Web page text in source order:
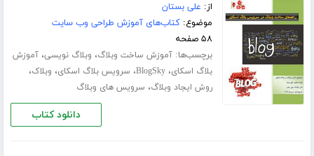
از: علی بستان
موضوع:کتاب‌های آموزش طراحی وب سایت
۵۸ صفحه
برچسب‌ها:آموزش ساخت وبلاگ، وبلاگ نویسی،آموزش
بلاگ اسکای،BlogSky، سرویس بلاگ اسکای، وبلاک،
روش ایجاد وبلاگ، سرویس های وبلاگ
دانلود کتاب